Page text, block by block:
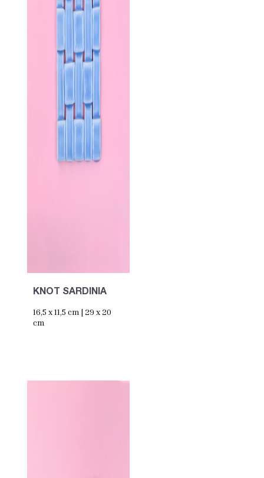
KNOT SARDINIA
16,5 x 11,5 cm | 29 x 20
cm